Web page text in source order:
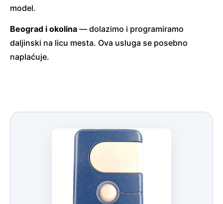
model.
Beograd i okolina — dolazimo i programiramo
daljinski na licu mesta. Ova usluga se posebno
naplaćuje.